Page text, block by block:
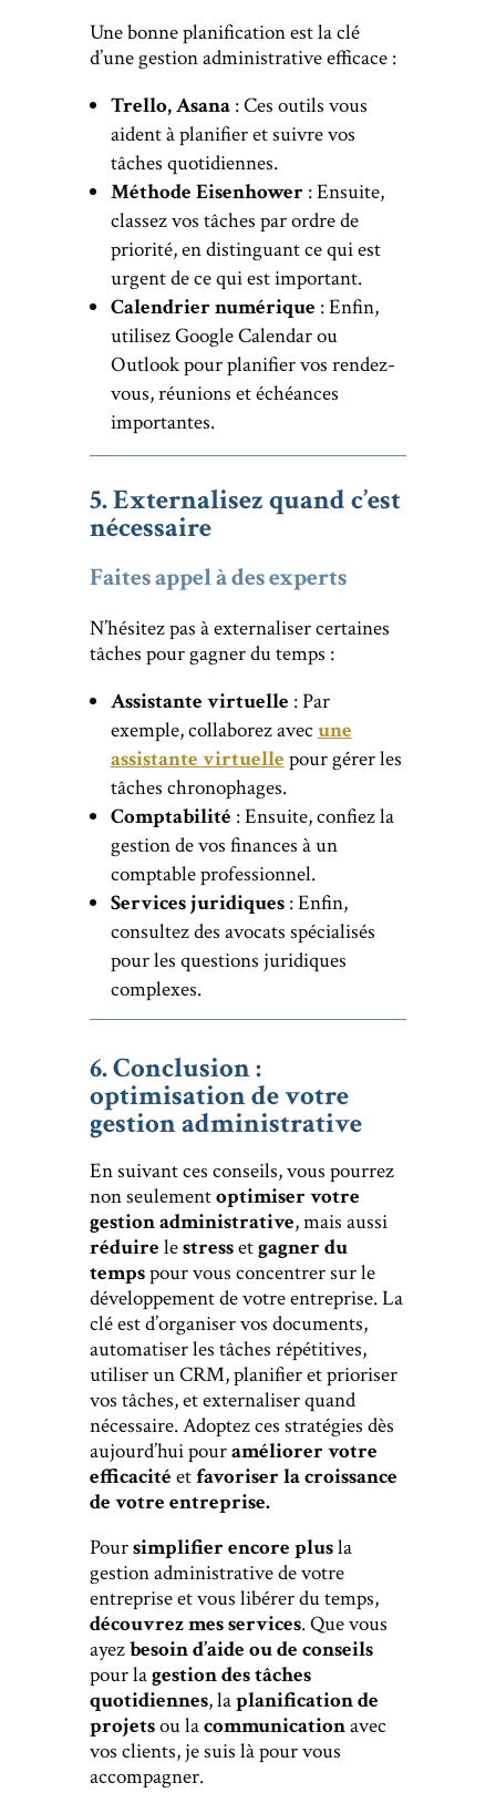
Une bonne planification est la clé
d’une gestion administrative efficace :
Trello, Asana: Ces outils vous
aident à planifier et suivre vos
tâches quotidiennes.
Méthode Eisenhower : Ensuite,
classez vos tâches par ordre de
priorité, en distinguant ce qui est
urgent de ce qui est important.
Calendrier numérique : Enfin,
utilisez Google Calendar ou
Outlook pour planifier vos rendez-
vous, réunions et échéances
importantes.
5. Externalisez quand c’est
nécessaire
Faites appel à des experts
N’hésitez pas à externaliser certaines
tâches pour gagner du temps :
Assistante virtuelle : Par
exemple, collaborez avecune
assistante virtuellepour gérer les
tâches chronophages.
Comptabilité : Ensuite, confiez la
gestion de vos finances à un
comptable professionnel.
Services juridiques: Enfin,
consultez des avocats spécialisés
pour les questions juridiques
complexes.
6. Conclusion :
optimisation de votre
gestion administrative
En suivant ces conseils, vous pourrez
non seulementoptimiser votre
gestionadministrative, mais aussi
réduire lestressetgagner du
tempspour vous concentrer sur le
développement de votre entreprise. La
clé est d’organiser vos documents,
automatiser les tâches répétitives,
utiliser un CRM, planifier et prioriser
vos tâches, et externaliser quand
nécessaire. Adoptez ces stratégies dès
aujourd’hui pouraméliorer votre
efficacité etfavoriser la croissance
de votre entreprise.
Poursimplifier encore plusla
gestion administrative de votre
entreprise et vous libérer du temps,
découvrez mes services. Que vous
ayezbesoin d’aide ou de conseils
pour lagestion des tâches
quotidiennes, laplanification de
projetsou lacommunicationavec
vos clients, je suis là pour vous
accompagner.